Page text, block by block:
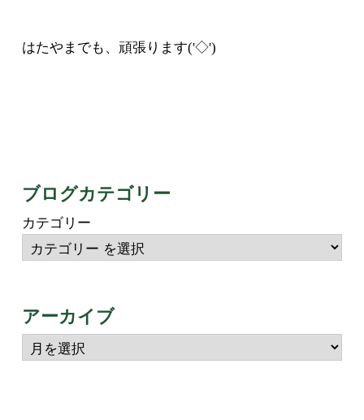
はたやまでも、頑張ります('◇')ゞ
ブログカテゴリー
カテゴリー
アーカイブ